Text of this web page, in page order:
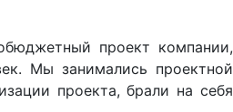
проект компании,
Мы занимались проектной
проекта, брали на себя